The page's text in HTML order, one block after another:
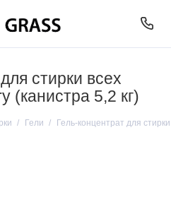
стирки всех
(канистра 5,2 кг)
Гели Гель-концентрат для